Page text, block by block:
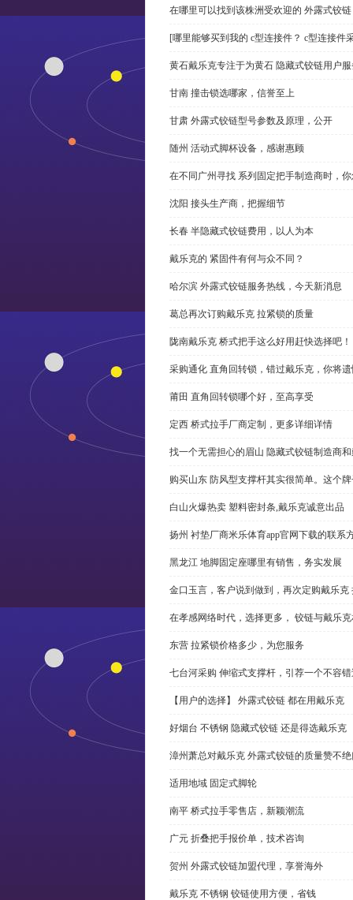
在哪里可以找到该株洲受欢迎的 外露式铰
[哪里能够买到我的 c型连接件？ c型连接件
黄石戴乐克专注于为黄石 隐藏式铰链用户
甘南 撞击锁选哪家，信誉至上
甘肃 外露式铰链型号参数及原理，公开
随州 活动式脚杯设备，感谢惠顾
在不同广州寻找 系列固定把手制造商时，
沈阳 接头生产商，把握细节
长春 半隐藏式铰链费用，以人为本
戴乐克的 紧固件有何与众不同？
哈尔滨 外露式铰链服务热线，今天新消息
葛总再次订购戴乐克 拉紧锁的质量
陇南戴乐克 桥式把手这么好用赶快选择吧！
采购通化 直角回转锁，错过戴乐克，你将
莆田 直角回转锁哪个好，至高享受
定西 桥式拉手厂商定制，更多详细详情
找一个无需担心的眉山 隐藏式铰链制造商
购买山东 防风型支撑杆其实很简单。这个
白山火爆热卖 塑料密封条,戴乐克诚意出品
扬州 衬垫厂商米乐体育app官网下载的联系
黑龙江 地脚固定座哪里有销售，务实发展
金口玉言，客户说到做到，再次定购戴乐克
在孝感网络时代，选择更多， 铰链与戴乐
东营 拉紧锁价格多少，为您服务
七台河采购 伸缩式支撑杆，引荐一个不容
【用户的选择】 外露式铰链 都在用戴乐克
好烟台 不锈钢 隐藏式铰链 还是得选戴乐克
漳州萧总对戴乐克 外露式铰链的质量赞不
适用地域 固定式脚轮
南平 桥式拉手零售店，新颖潮流
广元 折叠把手报价单，技术咨询
贺州 外露式铰链加盟代理，享誉海外
戴乐克 不锈钢 铰链使用方便，省钱